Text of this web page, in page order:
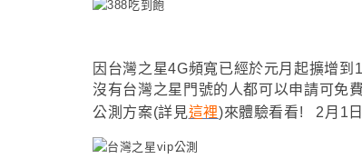
因台灣之星4G頻寬已經於元月起擴增到
沒有台灣之星門號的人都可以申請可免
公測方案(詳見這裡)來體驗看看! 2月1日